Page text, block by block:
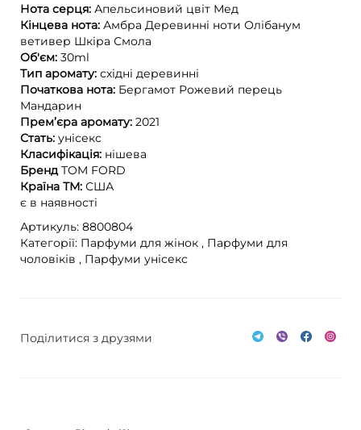
Нота серця: Апельсиновий цвіт Мед
Кінцева нота: Амбра Деревинні ноти Олібанум
ветивер Шкіра Смола
Об'єм: 30ml
Тип аромату: східні деревинні
Початкова нота: Бергамот Рожевий перець
Мандарин
Прем’єра аромату: 2021
Стать: унісекс
Класифікація: нішева
БрендTOM FORD
Країна ТМ: США
є в наявності
Артикуль: 8800804
Категорії: Парфуми для жінок , Парфуми для
чоловіків , Парфуми унісекс
Поділитися з друзями